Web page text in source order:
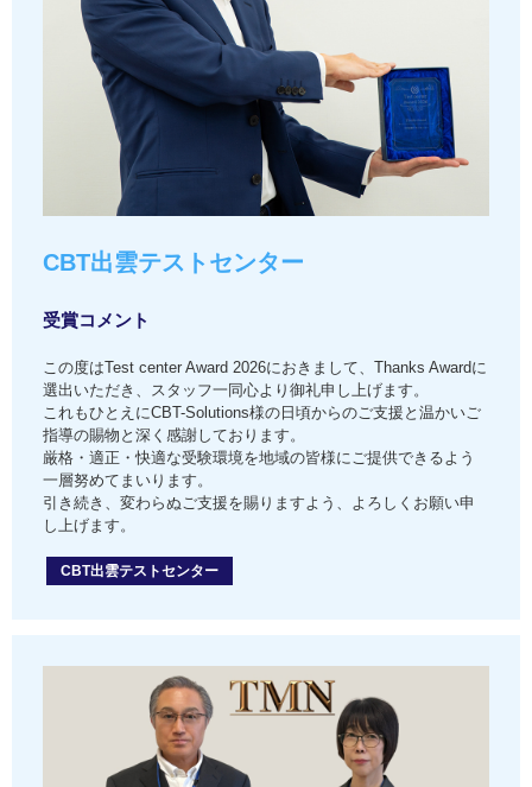
CBT出雲テストセンター
受賞コメント
この度はTest center Award 2026におきまして、Thanks Awardに
選出いただき、スタッフ一同心より御礼申し上げます。
これもひとえにCBT-Solutions様の日頃からのご支援と温かいご
指導の賜物と深く感謝しております。
厳格・適正・快適な受験環境を地域の皆様にご提供できるよう
一層努めてまいります。
引き続き、変わらぬご支援を賜りますよう、よろしくお願い申
し上げます。
CBT出雲テストセンター